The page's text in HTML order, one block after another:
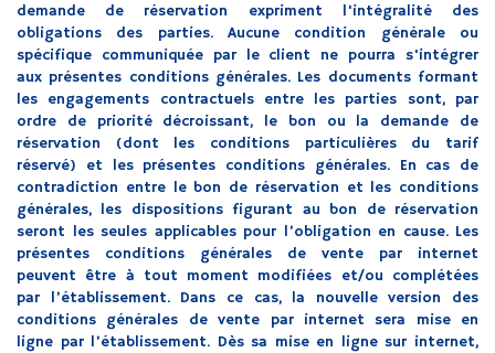
demande de réservation expriment l'intégralité des
obligations des parties. Aucune condition générale ou
spécifique communiquée par le client ne pourra s'intégrer
aux présentes conditions générales. Les documents formant
les engagements contractuels entre les parties sont, par
ordre de priorité décroissant, le bon ou la demande de
réservation (dont les conditions particulières du tarif
réservé) et les présentes conditions générales. En cas de
contradiction entre le bon de réservation et les conditions
générales, les dispositions figurant au bon de réservation
seront les seules applicables pour l’obligation en cause. Les
présentes conditions générales de vente par internet
peuvent être à tout moment modifiées et/ou complétées
par l’établissement. Dans ce cas, la nouvelle version des
conditions générales de vente par internet sera mise en
ligne par l’établissement. Dès sa mise en ligne sur internet,